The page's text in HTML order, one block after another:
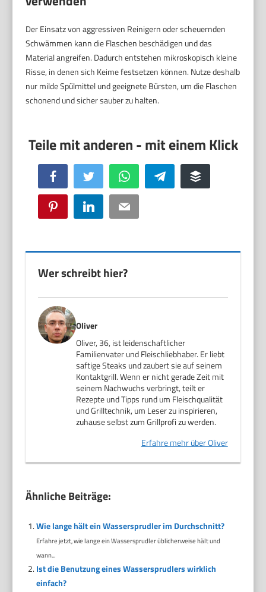
Der Einsatz von aggressiven Reinigern oder scheuernden
Schwämmen kann die Flaschen beschädigen und das
Material angreifen. Dadurch entstehen mikroskopisch kleine
Risse, in denen sich Keime festsetzen können. Nutze deshalb
nur milde Spülmittel und geeignete Bürsten, um die Flaschen
schonend und sicher sauber zu halten.
Facebook Twitter WhatsApp Telegram Buffer
Pinterest LinkedIn Email
Wer schreibt hier?
Oliver
Oliver, 36, ist leidenschaftlicher
Familienvater und Fleischliebhaber. Er liebt
saftige Steaks und zaubert sie auf seinem
Kontaktgrill. Wenn er nicht gerade Zeit mit
seinem Nachwuchs verbringt, teilt er
Rezepte und Tipps rund um Fleischqualität
und Grilltechnik, um Leser zu inspirieren,
zuhause selbst zum Grillprofi zu werden.
Erfahre mehr über Oliver
Ähnliche Beiträge:
Wie lange hält ein Wassersprudler im Durchschnitt?
Erfahre jetzt, wie lange ein Wassersprudler üblicherweise hält und
wann...
Ist die Benutzung eines Wassersprudlers wirklich
einfach?